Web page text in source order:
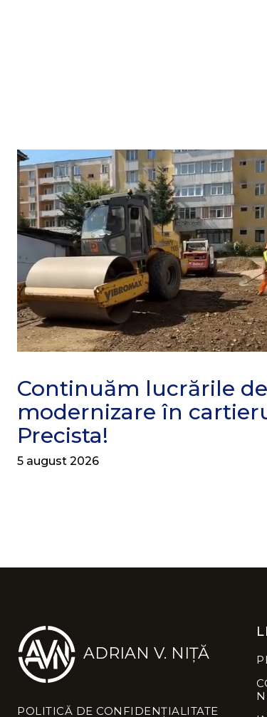
Continuăm lucrările de
modernizare în
Precista!
5 august 2026
ADRIAN V. NIȚĂ
POLITICĂ DE CONFIDENȚIALITATE